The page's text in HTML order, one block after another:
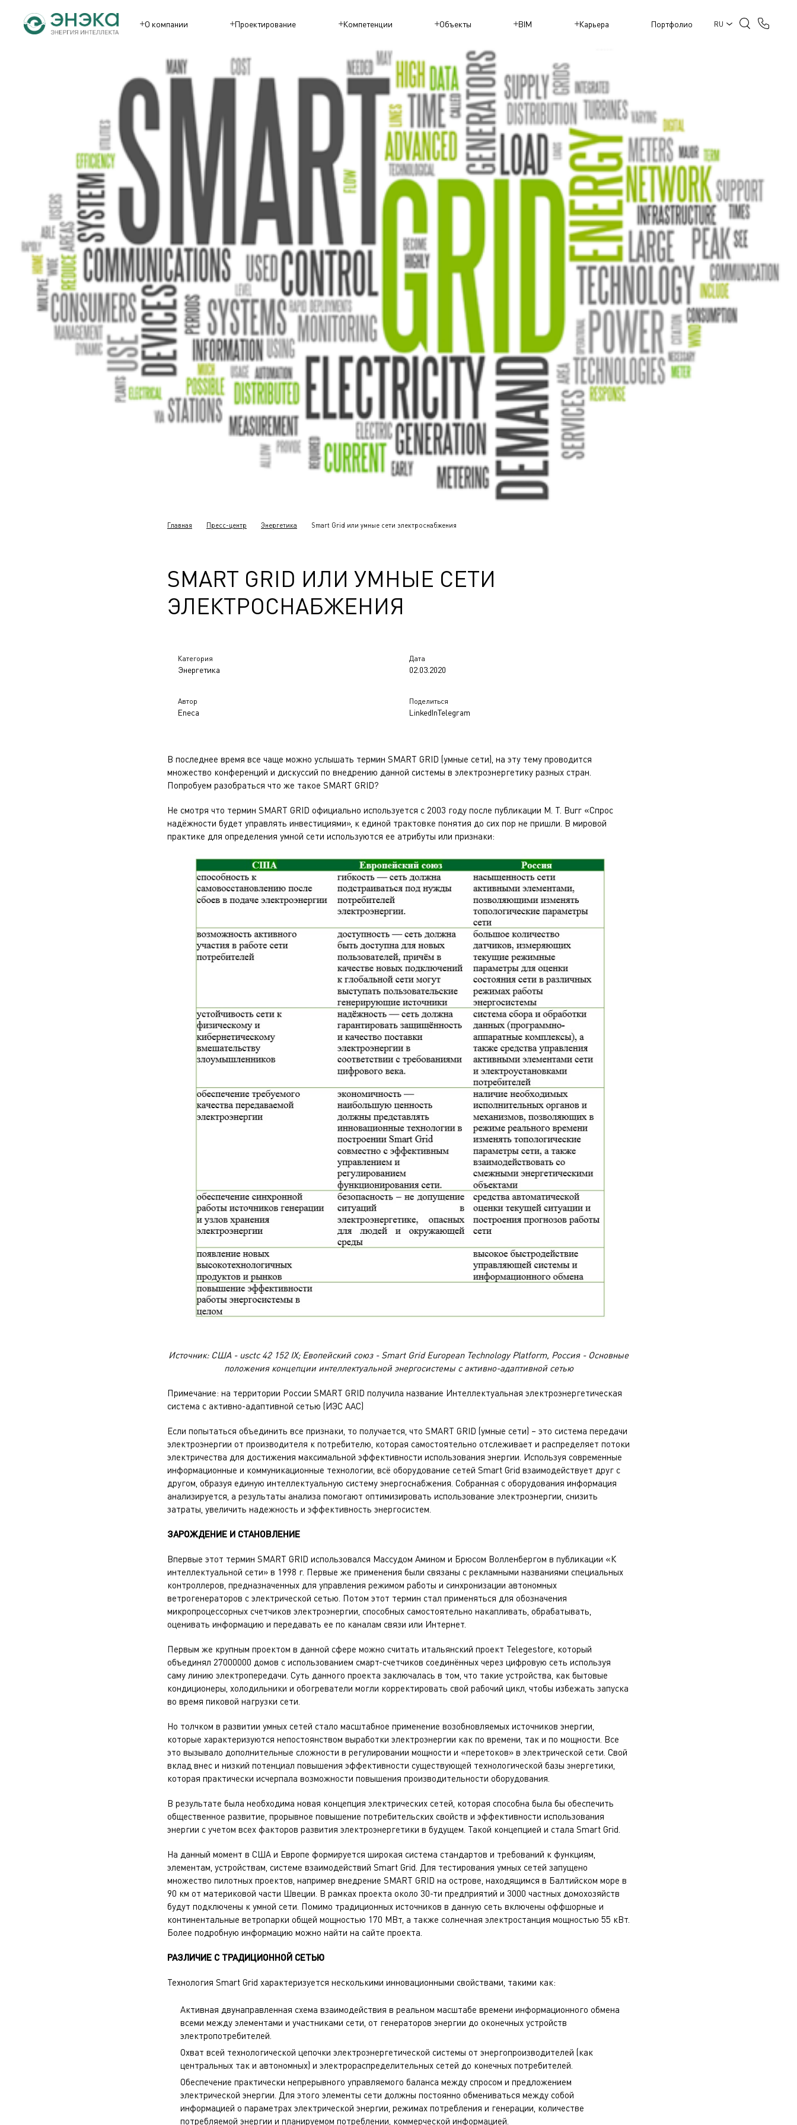
О компании Проектирование Компетенции Объекты BIM Карьера Портфолио RU
Главная Пресс-центр Энергетика Smart Grid или умные сети электроснабжения
SMART GRID ИЛИ УМНЫЕ СЕТИ
ЭЛЕКТРОСНАБЖЕНИЯ
Категория
Энергетика
Дата
02.03.2020
Автор
Eneca
Поделиться
LinkedInTelegram
В последнее время все чаще можно услышать термин SMART GRID (умные сети), на эту тему проводится
множество конференций и дискуссий по внедрению данной системы в электроэнергетику разных стран.
Попробуем разобраться что же такое SMART GRID?
Не смотря что термин SMART GRID официально используется с 2003 году после публикации M. T. Burr «Спрос
надёжности будет управлять инвестициями», к единой трактовке понятия до сих пор не пришли. В мировой
практике для определения умной сети используются ее атрибуты или признаки:
Источник: США - usctc 42 152 IX; Евопейский союз - Smart Grid European Technology Platform, Россия - Основные
положения концепции интеллектуальной энергосистемы с активно-адаптивной сетью
Примечание: на территории России SMART GRID получила название Интеллектуальная электроэнергетическая
система с активно-адаптивной сетью (ИЭС ААС)
Если попытаться объединить все признаки, то получается, что SMART GRID (умные сети) – это система передачи
электроэнергии от производителя к потребителю, которая самостоятельно отслеживает и распределяет потоки
электричества для достижения максимальной эффективности использования энергии. Используя современные
информационные и коммуникационные технологии, всё оборудование сетей Smart Grid взаимодействует друг с
другом, образуя единую интеллектуальную систему энергоснабжения. Собранная с оборудования информация
анализируется, а результаты анализа помогают оптимизировать использование электроэнергии, снизить
затраты, увеличить надежность и эффективность энергосистем.
ЗАРОЖДЕНИЕ И СТАНОВЛЕНИЕ
Впервые этот термин SMART GRID использовался Массудом Амином и Брюсом Волленбергом в публикации «К
интеллектуальной сети» в 1998 г. Первые же применения были связаны с рекламными названиями специальных
контроллеров, предназначенных для управления режимом работы и синхронизации автономных
ветрогенераторов с электрической сетью. Потом этот термин стал применяться для обозначения
микропроцессорных счетчиков электроэнергии, способных самостоятельно накапливать, обрабатывать,
оценивать информацию и передавать ее по каналам связи или Интернет.
Первым же крупным проектом в данной сфере можно считать итальянский проект Telegestore, который
объединял 27000000 домов с использованием смарт-счетчиков соединённых через цифровую сеть используя
саму линию электропередачи. Суть данного проекта заключалась в том, что такие устройства, как бытовые
кондиционеры, холодильники и обогреватели могли корректировать свой рабочий цикл, чтобы избежать запуска
во время пиковой нагрузки сети.
Но толчком в развитии умных сетей стало масштабное применение возобновляемых источников энергии,
которые характеризуются непостоянством выработки электроэнергии как по времени, так и по мощности. Все
это вызывало дополнительные сложности в регулировании мощности и «перетоков» в электрической сети. Свой
вклад внес и низкий потенциал повышения эффективности существующей технологической базы энергетики,
которая практически исчерпала возможности повышения производительности оборудования.
В результате была необходима новая концепция электрических сетей, которая способна была бы обеспечить
общественное развитие, прорывное повышение потребительских свойств и эффективности использования
энергии с учетом всех факторов развития электроэнергетики в будущем. Такой концепцией и стала Smart Grid.
На данный момент в США и Европе формируется широкая система стандартов и требований к функциям,
элементам, устройствам, системе взаимодействий Smart Grid. Для тестирования умных сетей запущено
множество пилотных проектов, например внедрение SMART GRID на острове, находящимся в Балтийском море в
90 км от материковой части Швеции. В рамках проекта около 30-ти предприятий и 3000 частных домохозяйств
будут подключены к умной сети. Помимо традиционных источников в данную сеть включены оффшорные и
континентальные ветропарки общей мощностью 170 МВт, а также солнечная электростанция мощностью 55 кВт.
Более подробную информацию можно найти на сайте проекта.
РАЗЛИЧИЕ С ТРАДИЦИОННОЙ СЕТЬЮ
Технология Smart Grid характеризуется несколькими инновационными свойствами, такими как:
Активная двунаправленная схема взаимодействия в реальном масштабе времени информационного обмена
всеми между элементами и участниками сети, от генераторов энергии до оконечных устройств
электропотребителей.
Охват всей технологической цепочки электроэнергетической системы от энергопроизводителей (как
центральных так и автономных) и электрораспределительных сетей до конечных потребителей.
Обеспечение практически непрерывного управляемого баланса между спросом и предложением
электрической энергии. Для этого элементы сети должны постоянно обмениваться между собой
информацией о параметрах электрической энергии, режимах потребления и генерации, количестве
потребляемой энергии и планируемом потреблении, коммерческой информацией.